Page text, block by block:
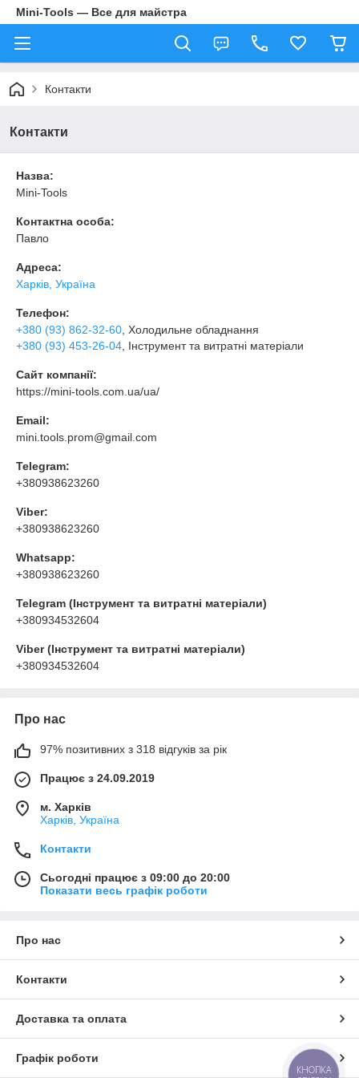
Mini-Tools — Все для майстра
Контакти
Контакти
Назва:
Mini-Tools
Контактна особа:
Павло
Адреса:
Харків, Україна
Телефон:
+380 (93) 862-32-60 , Холодильне обладнання
+380 (93) 453-26-04 , Інструмент та витратні матеріали
Сайт компанії:
https://mini-tools.com.ua/ua/
Email:
mini.tools.prom@gmail.com
Telegram:
+380938623260
Viber:
+380938623260
Whatsapp:
+380938623260
Telegram (Інструмент та витратні матеріали)
+380934532604
Viber (Інструмент та витратні матеріали)
+380934532604
Про нас
97% позитивних з 318 відгуків за рік
Працює з 24.09.2019
м. Харків
Харків, Україна
Контакти
Сьогодні працює з 09:00 до 20:00
Показати весь графік роботи
Про нас
Контакти
Доставка та оплата
Графік роботи
КНОПКА